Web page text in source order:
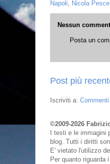
Napoli, Nicola Pesce
Nessun
Posta un
Post più
Iscriviti a:
©2009-2026
I testi e le
blog. Tutti i diritti
E' vietato l'utilizzo
Per quanto